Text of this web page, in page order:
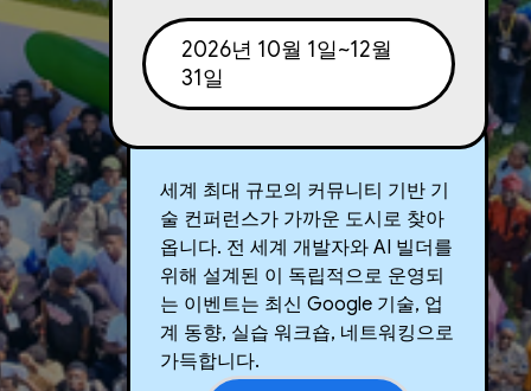
2026년 10월 1일~12월
31일
세계 최대 규모의 커뮤니티 기반 기
술 컨퍼런스가 가까운 도시로 찾아
옵니다. 전 세계 개발자와 AI 빌더를
위해 설계된 이 독립적으로 운영되
는 이벤트는 최신 Google 기술, 업
계 동향, 실습 워크숍, 네트워킹으로
가득합니다.